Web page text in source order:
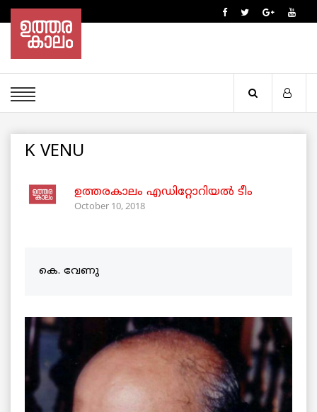
K VENU
ഉത്തരകാലം എഡിറ്റോറിയല്‍ ടീം
October 10, 2018
കെ. വേണു